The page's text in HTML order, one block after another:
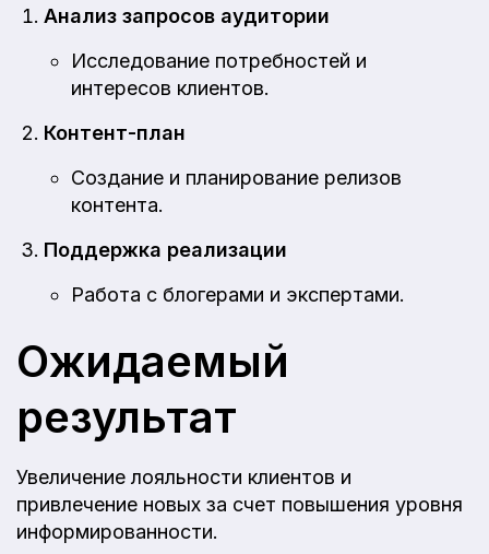
Анализ запросов аудитории
Исследование потребностей и
интересов клиентов.
Контент-план
Создание и планирование релизов
контента.
Поддержка реализации
Работа с блогерами и экспертами.
Ожидаемый
результат
Увеличение лояльности клиентов и
привлечение новых за счет повышения уровня
информированности.